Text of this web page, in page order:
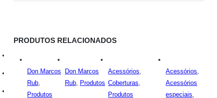
PRODUTOS RELACIONADOS
Don Marcos
Rub,
Produtos
Don Marcos
Rub, Produtos
Acessórios,
Coberturas,
Produtos
Acessórios,
Acessórios
especiais,
Eventos
Ofertas do mês